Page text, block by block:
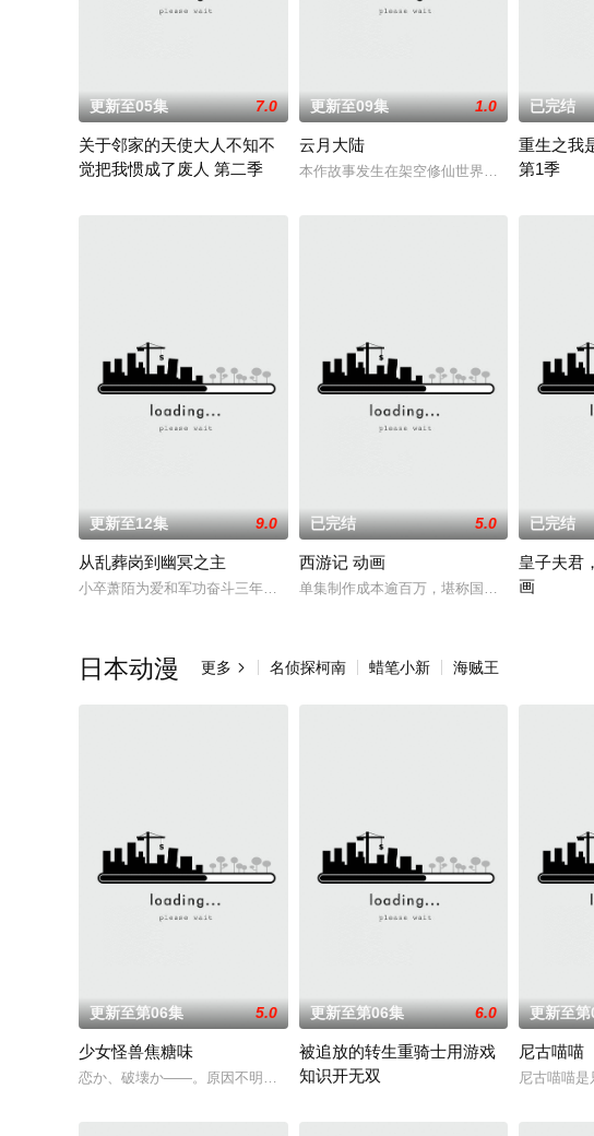
更新至05集 7.0
关于邻家的天使大人不知不
觉把我惯成了废人 第二季
更新至09集 1.0
云月大陆
本作故事发生在架空修仙世界——云月大陆。
已完结
重生之我
第1季
更新至12集 9.0
从乱葬岗到幽冥之主
小卒萧陌为爱和军功奋斗三年，却被恋人柳莺儿与将军之子赵昊联手背叛，残忍
已完结 5.0
西游记 动画
单集制作成本逾百万，堪称国产动漫大片。法
已完结
皇子夫君
画
日本动漫 更多  名侦探柯南 蜡笔小新 海贼王
更新至第06集 5.0
少女怪兽焦糖味
恋か、破壊か――。原因不明の病に悩まされている女子高生・赤石黒絵（クロ
更新至第06集 6.0
被追放的转生重骑士用游戏
知识开无双
更新至
尼古喵喵
尼古喵喵